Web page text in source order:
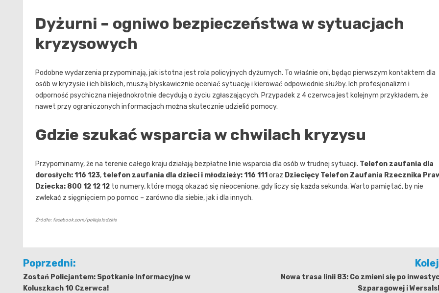
Dyżurni – ogniwo bezpieczeństwa w sytuacjach
kryzysowych
Podobne wydarzenia przypominają, jak istotna jest rola policyjnych dyżurnych. To właśnie oni, będąc pierwszym kontaktem dla
osób w kryzysie i ich bliskich, muszą błyskawicznie oceniać sytuację i kierować odpowiednie służby. Ich profesjonalizm i
odporność psychiczna niejednokrotnie decydują o życiu zgłaszających. Przypadek z 4 czerwca jest kolejnym przykładem, że
nawet przy ograniczonych informacjach można skutecznie udzielić pomocy.
Gdzie szukać wsparcia w chwilach kryzysu
Przypominamy, że na terenie całego kraju działają bezpłatne linie wsparcia dla osób w trudnej sytuacji. Telefon zaufania dla
dorosłych: 116 123, telefon zaufania dla dzieci i młodzieży: 116 111 oraz Dziecięcy Telefon Zaufania Rzecznika
Dziecka: 800 12 12 12 to numery, które mogą okazać się nieocenione, gdy liczy się każda sekunda. Warto pamiętać, by nie
zwlekać z sięgnięciem po pomoc – zarówno dla siebie, jak i dla innych.
Źródło: facebook.com/policja.lodzkie
Nawigacja
wpisu
Poprzedni:
Zostań Policjantem: Spotkanie Informacyjne w
Koluszkach 10 Czerwca!
Nowa trasa linii 83: Co zmieni się po
Szparagowej i